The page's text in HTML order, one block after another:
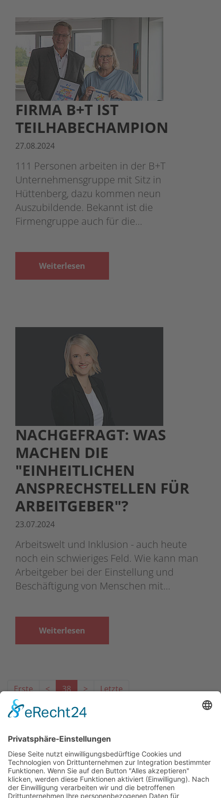
FIRMA B+T IST
TEILHABECHAMPION
27.08.2024
111 Personen arbeiten in der B+T
Unternehmensgruppe mit Sitz in
Hüttenberg, dazu kommen neun
Auszubildende. Bekannt ist die
Firmengruppe auch für die…
Weiterlesen
NACHGEFRAGT: WAS
MACHEN DIE
"EINHEITLICHEN
ANSPRECHSTELLEN FÜR
ARBEITGEBER"?
23.07.2024
Arbeitswelt und Inklusion - auch heute
noch ein schwieriges Feld. Wie kann man
Arbeitgeber bei der Einstellung und
Beschäftigung von Menschen mit…
Weiterlesen
Erste < 38 > Letzte
Das Projekt zur Implementierung der Einheitlichen
Ansprechstellen für Arbeitgeber gemäß § 185a SGB IX in
Hessen wird gefördert aus Mitteln des LWV Hessen
Integrationsamtes. Das Projekt wird unter Einbindung
des Hessischen Ministeriums für Arbeit, Integration,
Jugend und Soziales von der Forschungsstelle des
Bildungswerks der Hessischen Wirtschaft e. V.